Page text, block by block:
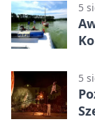
5
5